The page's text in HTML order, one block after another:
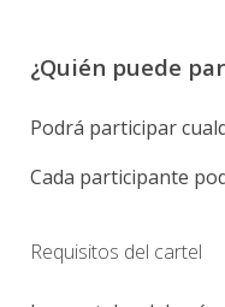
¿Quién puede
Podrá participar
Cada participante
Requisitos del cartel